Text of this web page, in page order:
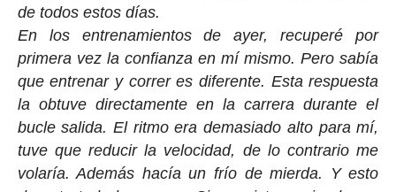
de todos estos días.
En los entrenamientos de ayer, recuperé por
primera vez la confianza en mí mismo. Pero sabía
que entrenar y correr es diferente. Esta respuesta
la obtuve directamente en la carrera durante el
bucle salida. El ritmo era demasiado alto para mí,
tuve que reducir la velocidad, de lo contrario me
volaría. Además hacía un frío de mierda. Y esto